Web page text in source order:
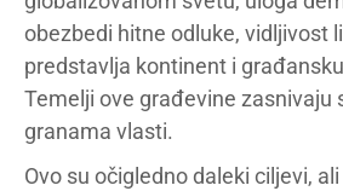
obezbedi hitne odluke, vidljivost
predstavlja kontinent i
Temelji ove građevine zasnivaju
granama vlasti.
Ovo su očigledno daleki ciljevi,